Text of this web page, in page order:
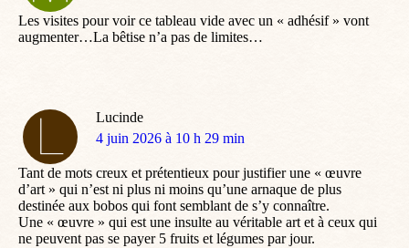
Les visites pour voir ce tableau vide avec un « adhésif » vont
augmenter…La bêtise n’a pas de limites…
Lucinde
dit
4 juin 2026 à 10 h 29 min
Tant de mots creux et prétentieux pour justifier une « œuvre
d’art » qui n’est ni plus ni moins qu’une arnaque de plus
destinée aux bobos qui font semblant de s’y connaître.
Une « œuvre » qui est une insulte au véritable art et à ceux qui
ne peuvent pas se payer 5 fruits et légumes par jour.